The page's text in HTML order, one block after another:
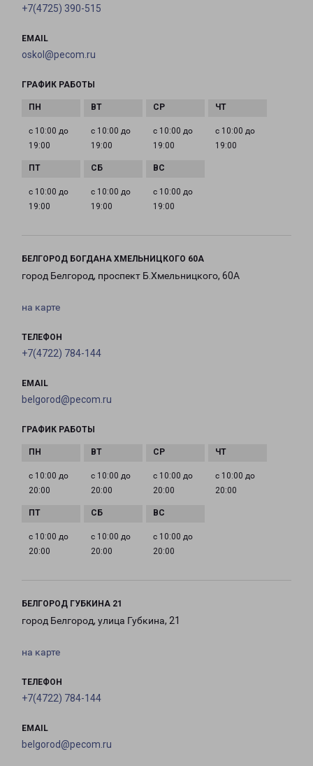
+7(4725) 390-515
EMAIL
oskol@pecom.ru
ГРАФИК РАБОТЫ
с 10:00 до
19:00
с 10:00 до
19:00
с 10:00 до
19:00
с 10:00 до
19:00
с 10:00 до
19:00
с 10:00 до
19:00
с 10:00 до
19:00
БЕЛГОРОД БОГДАНА ХМЕЛЬНИЦКОГО 60А
город Белгород, проспект Б.Хмельницкого, 60А
на карте
ТЕЛЕФОН
+7(4722) 784-144
EMAIL
belgorod@pecom.ru
ГРАФИК РАБОТЫ
с 10:00 до
20:00
с 10:00 до
20:00
с 10:00 до
20:00
с 10:00 до
20:00
с 10:00 до
20:00
с 10:00 до
20:00
с 10:00 до
20:00
БЕЛГОРОД ГУБКИНА 21
город Белгород, улица Губкина, 21
на карте
ТЕЛЕФОН
+7(4722) 784-144
EMAIL
belgorod@pecom.ru